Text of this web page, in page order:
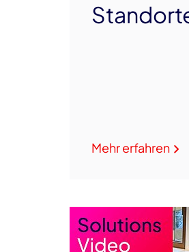
Mehr erfahren